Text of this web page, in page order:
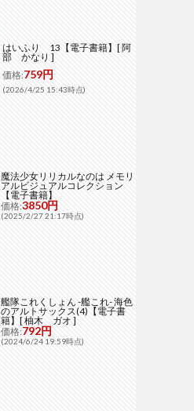
はいふり 13【電子書籍】[ 阿
部 かなり ]
価格:759円
(2026/4/25 15:43時点)
魔法少女リリカルなのは メモリ
アルビジュアルコレクション
【電子書籍】
価格:3850円
(2025/2/27 21:17時点)
艦隊これくしょん -艦これ- 海色
のアルトサックス(4)【電子書
籍】[ 柚木 ガオ ]
価格:792円
(2024/6/24 19:59時点)